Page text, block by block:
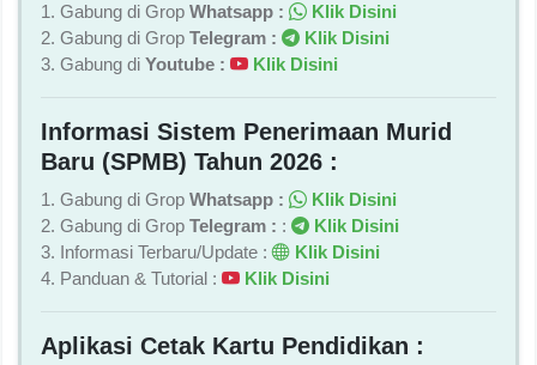
1. Gabung di Grop Whatsapp :
Klik Disini
2. Gabung di Grop Telegram :
Klik Disini
3. Gabung di Youtube : Klik Disini
Informasi Sistem Penerimaan Murid
Baru (SPMB) Tahun 2026 :
1. Gabung di Grop Whatsapp :
Klik Disini
2. Gabung di Grop Telegram : :
Klik Disini
3. Informasi Terbaru/Update :
Klik Disini
4. Panduan & Tutorial :
Klik Disini
Aplikasi Cetak Kartu Pendidikan :